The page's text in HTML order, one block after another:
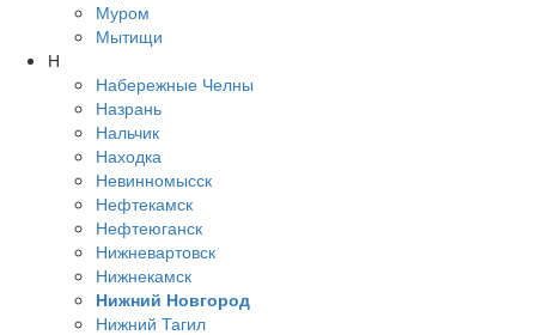
Муром
Мытищи
Н
Набережные Челны
Назрань
Нальчик
Находка
Невинномысск
Нефтекамск
Нефтеюганск
Нижневартовск
Нижнекамск
Нижний Новгород
Нижний Тагил